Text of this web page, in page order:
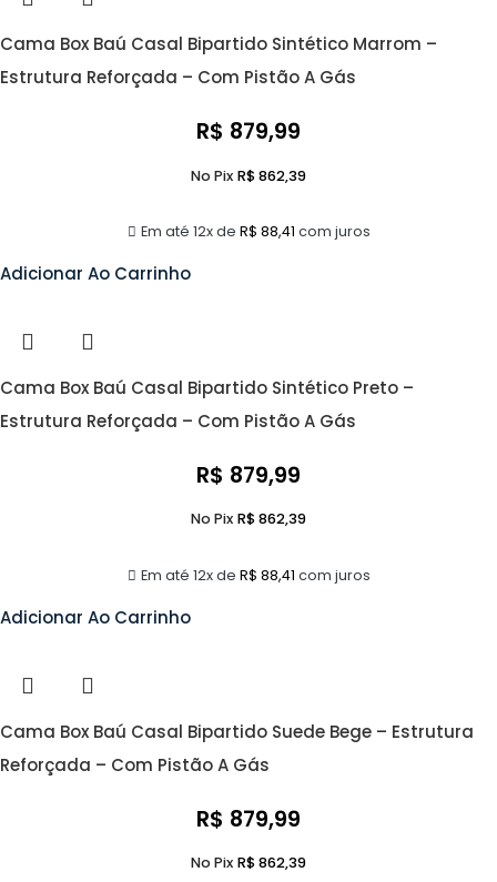
Cama Box Baú Casal Bipartido Sintético Marrom –
Estrutura Reforçada – Com Pistão A Gás
R$ 879,99
Em até 12x de R$ 88,41 com juros
No Pix R$862,39
Adicionar Ao Carrinho
Cama Box Baú Casal Bipartido Sintético Preto –
Estrutura Reforçada – Com Pistão A Gás
R$ 879,99
Em até 12x de R$ 88,41 com juros
No Pix R$862,39
Adicionar Ao Carrinho
Cama Box Baú Casal Bipartido Suede Bege – Estrutura
Reforçada – Com Pistão A Gás
R$ 879,99
No Pix R$862,39